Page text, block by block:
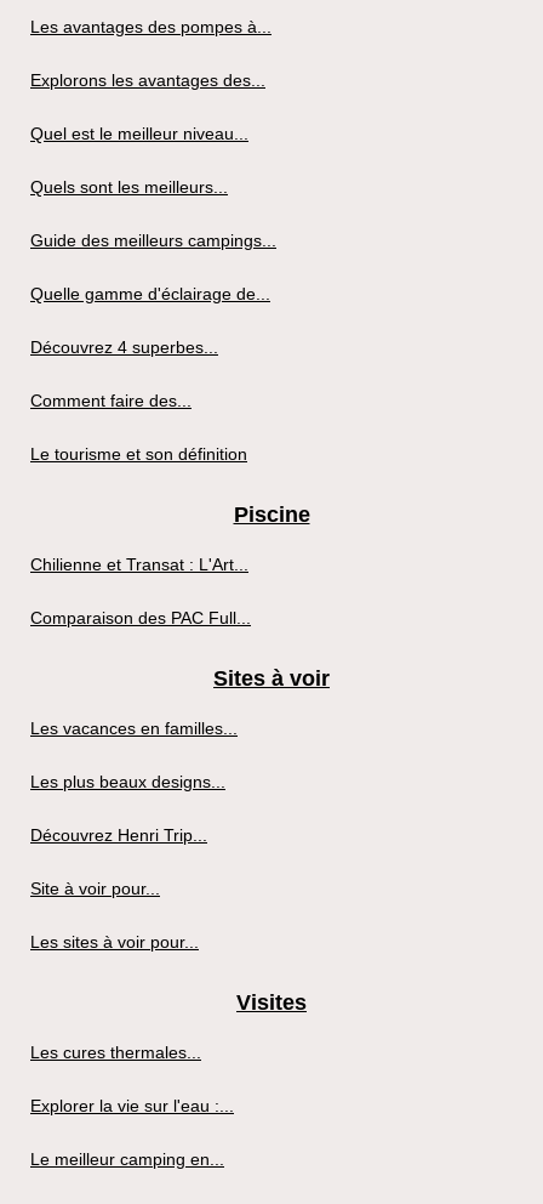
Les avantages des pompes à...
Explorons les avantages des...
Quel est le meilleur niveau...
Quels sont les meilleurs...
Guide des meilleurs campings...
Quelle gamme d'éclairage de...
Découvrez 4 superbes...
Comment faire des...
Le tourisme et son définition
Piscine
Chilienne et Transat : L'Art...
Comparaison des PAC Full...
Sites à voir
Les vacances en familles...
Les plus beaux designs...
Découvrez Henri Trip...
Site à voir pour...
Les sites à voir pour...
Visites
Les cures thermales...
Explorer la vie sur l'eau :...
Le meilleur camping en...